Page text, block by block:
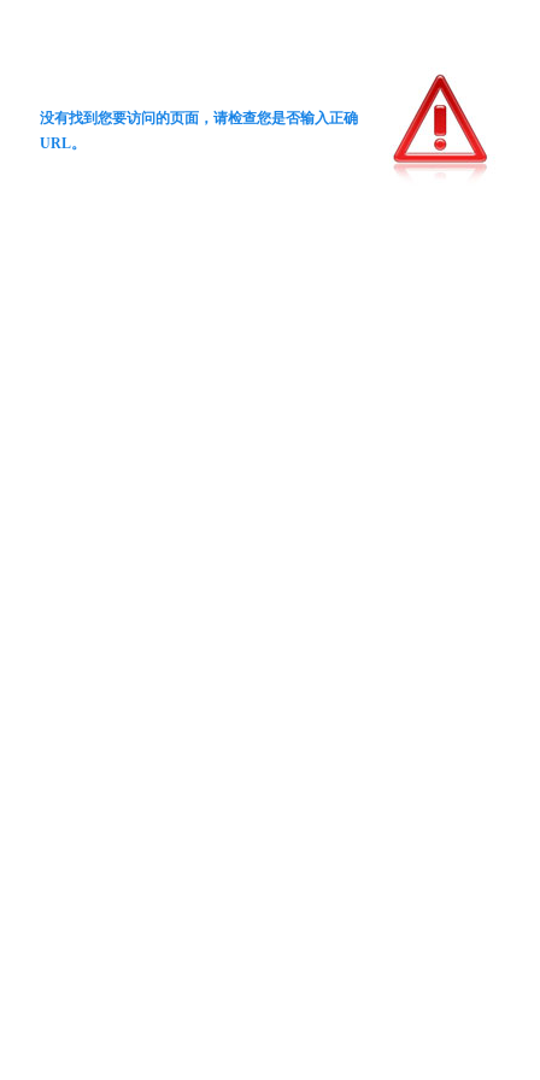
没有找到您要访问的页面，请检查您是否输入正确
URL。